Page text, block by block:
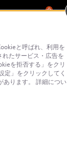
0
と呼ばれ、利用を
たサービス・広告を
を拒否する」をクリ
定」をクリックしてく
あります。 詳細につい